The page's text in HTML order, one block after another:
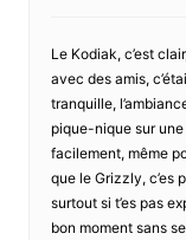
Le Kodiak, c’est
avec des amis,
tranquille,
pique-nique sur
facilement, même
que le Grizzly, c’es
surtout si t’es pas
bon moment sans